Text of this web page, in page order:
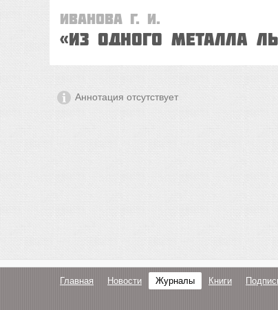
Иванова Г. И.
«Из одного металла
Аннотация отсутствует
Главная Новости Журналы Книги